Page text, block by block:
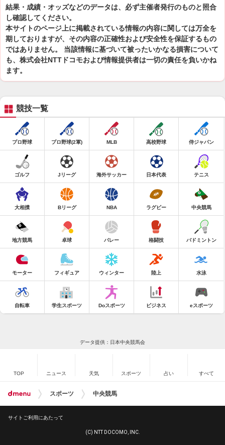
結果・成績・オッズなどのデータは、必ず主催者発行のものと照合
し確認してください。
本サイトのページ上に掲載されている情報の内容に関しては万全を
期しておりますが、その内容の正確性および安全性を保証するもの
ではありません。 当該情報に基づいて被ったいかなる損害について
も、株式会社NTTドコモおよび情報提供者は一切の責任を負いかね
ます。
競技一覧
プロ野球 プロ野球(2軍) MLB 高校野球 侍ジャパン
ゴルフ Jリーグ 海外サッカー 日本代表 テニス
大相撲 Bリーグ NBA ラグビー 中央競馬
地方競馬 卓球 バレー 格闘技 バドミントン
モーター フィギュア ウィンター 陸上 水泳
自転車 学生スポーツ Doスポーツ ビジネス eスポーツ
データ提供：日本中央競馬会
TOP ニュース 天気 スポーツ 占い すべて
スポーツ 中央競馬
サイトご利用にあたって
(C) NTT DOCOMO, INC.